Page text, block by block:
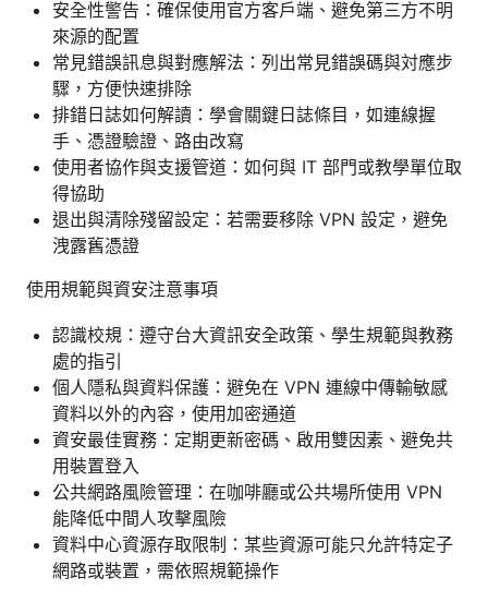
安全性警告：確保使用官方客戶端、避免第三方不明
來源的配置
常見錯誤訊息與對應解法：列出常見錯誤碼與対應步
驟，方便快速排除
排錯日誌如何解讀：學會關鍵日誌條目，如連線握
手、憑證驗證、路由改寫
使用者協作與支援管道：如何與 IT 部門或教學單位取
得協助
退出與清除殘留設定：若需要移除 VPN 設定，避免
洩露舊憑證
使用規範與資安注意事項
認識校規：遵守台大資訊安全政策、學生規範與教務
處的指引
個人隱私與資料保護：避免在 VPN 連線中傳輸敏感
資料以外的內容，使用加密通道
資安最佳實務：定期更新密碼、啟用雙因素、避免共
用裝置登入
公共網路風險管理：在咖啡廳或公共場所使用 VPN
能降低中間人攻擊風險
資料中心資源存取限制：某些資源可能只允許特定子
網路或裝置，需依照規範操作